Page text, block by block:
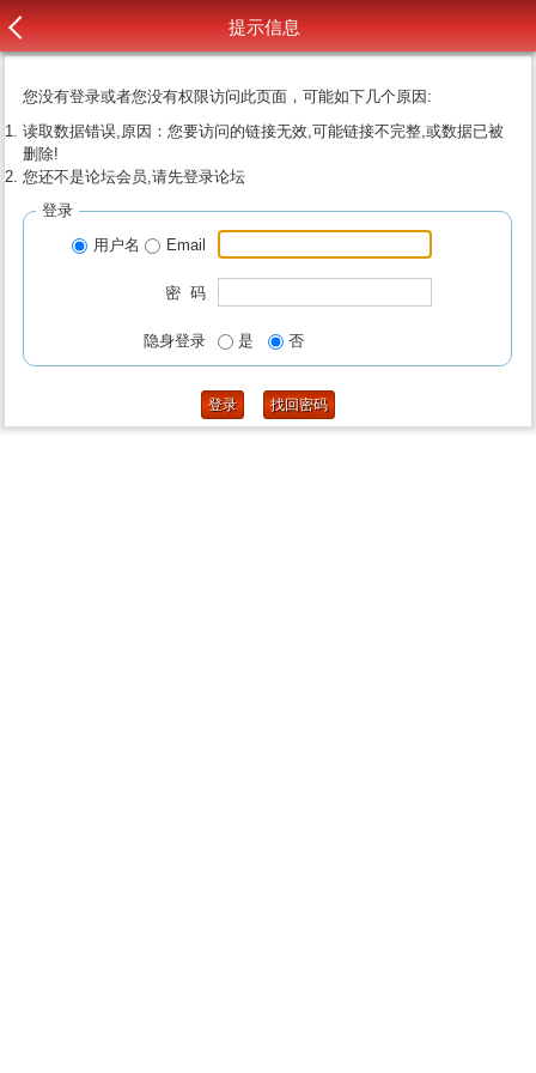
提示信息
您没有登录或者您没有权限访问此页面，可能如下几个原因:
读取数据错误,原因：您要访问的链接无效,可能链接不完整,或数据已被
删除!
您还不是论坛会员,请先登录论坛
登录
用户名
Email
密 码
隐身登录 是 否